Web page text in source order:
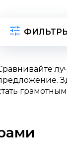
сначала